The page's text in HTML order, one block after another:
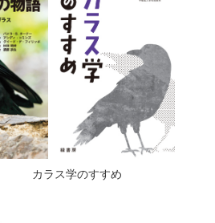
カラス学のすすめ